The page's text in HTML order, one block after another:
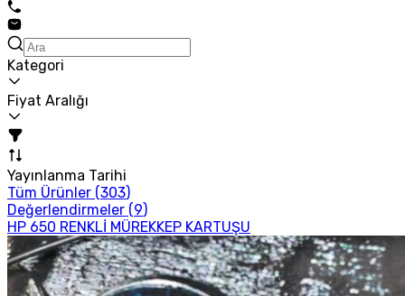
Kategori
Fiyat Aralığı
Yayınlanma Tarihi
Tüm Ürünler (303)
Değerlendirmeler (9)
HP 650 RENKLİ MÜREKKEP KARTUŞU